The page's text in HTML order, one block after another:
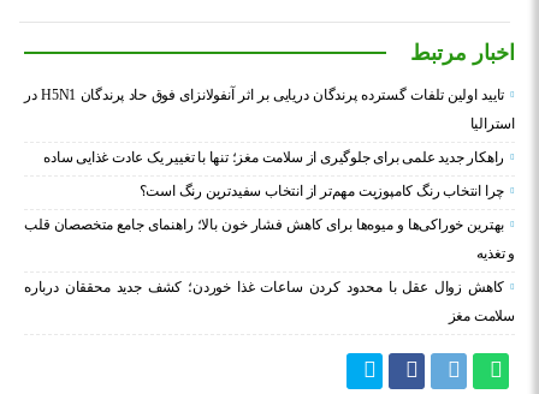
اخبار مرتبط
تایید اولین تلفات گسترده پرندگان دریایی بر اثر آنفولانزای فوق حاد پرندگان H5N1 در
استرالیا
راهکار جدید علمی برای جلوگیری از سلامت مغز؛ تنها با تغییر یک عادت غذایی ساده
چرا انتخاب رنگ کامپوزیت مهم‌تر از انتخاب سفیدترین رنگ است؟
بهترین خوراکی‌ها و میوه‌ها برای کاهش فشار خون بالا؛ راهنمای جامع متخصصان قلب
و تغذیه
کاهش زوال عقل با محدود کردن ساعات غذا خوردن؛ کشف جدید محققان درباره
سلامت مغز